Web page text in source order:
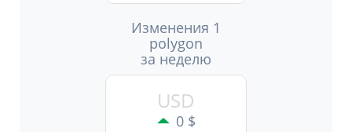
Изменения 1
polygon
за неделю
USD
0 $